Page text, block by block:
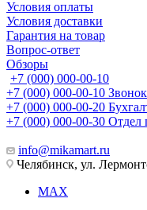
Условия оплаты
Условия доставки
Гарантия на товар
Вопрос-ответ
Обзоры
+7 (000) 000-00-10
+7 (000) 000-00-10
+7 (000) 000-00-20
+7 (000) 000-00-30 Отдел
info@mikamart.ru
Челябинск, ул.
MAX